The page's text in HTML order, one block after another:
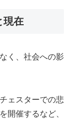
現在
く、社会への影
ェスターでの悲
開催するなど、